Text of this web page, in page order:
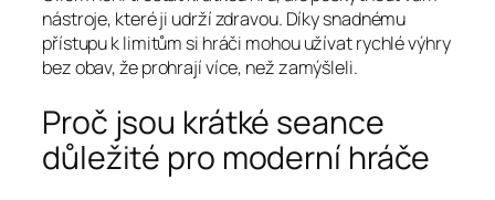
nástroje, které ji udrží zdravou. Díky snadnému
přístupu k limitům si hráči mohou užívat rychlé výhry
bez obav, že prohrají více, než zamýšleli.
Proč jsou krátké seance
důležité pro moderní hráče